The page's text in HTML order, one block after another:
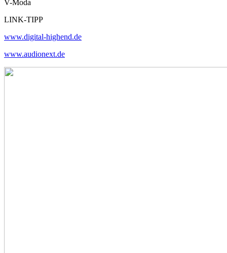
V-Moda
LINK-TIPP
www.digital-highend.de
www.audionext.de